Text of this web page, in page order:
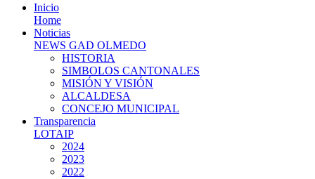
Inicio
Home
Noticias
NEWS GAD OLMEDO
HISTORIA
SIMBOLOS CANTONALES
MISIÓN Y VISIÓN
ALCALDESA
CONCEJO MUNICIPAL
Transparencia
LOTAIP
2024
2023
2022